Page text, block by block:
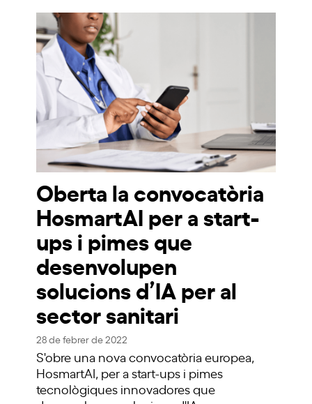
Oberta la convocatòria
HosmartAI per a start-
ups i pimes que
desenvolupen
solucions d’IA per al
sector sanitari
28 de febrer de 2022
S'obre una nova convocatòria europea,
HosmartAI, per a start-ups i pimes
tecnològiques innovadores que